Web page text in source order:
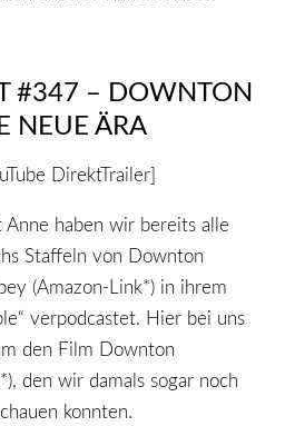
#347 – DOWNTON
NEUE ÄRA
DirektTrailer]
Anne haben wir bereits alle
Staffeln von Downton
(Amazon-Link*) in ihrem
verpodcastet. Hier bei uns
den Film Downton
den wir damals sogar noch
konnten.